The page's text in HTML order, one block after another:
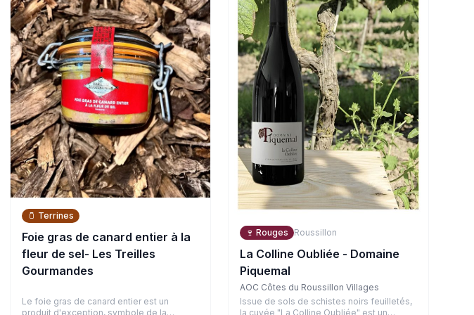
🫙 Terrines
Foie gras de canard entier à la
fleur de sel- Les Treilles
Gourmandes
Le foie gras de canard entier est un
produit d'exception, symbole de la
🍷 Rouges Roussillon
La Colline Oubliée - Domaine
Piquemal
AOC Côtes du Roussillon Villages
Issue de sols de schistes noirs feuilletés,
la cuvée "La Colline Oubliée" est un